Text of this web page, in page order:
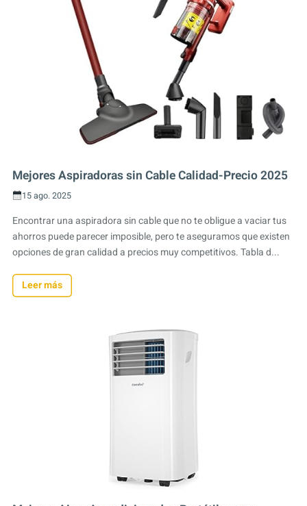
Mejores Aspiradoras sin Cable Calidad-Precio 2025
15 ago. 2025
Encontrar una aspiradora sin cable que no te obligue a vaciar tus
ahorros puede parecer imposible, pero te aseguramos que existen
opciones de gran calidad a precios muy competitivos. Tabla d...
Leer más